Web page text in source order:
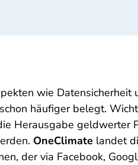
wie Datensicherheit
schon häufiger belegt.
Herausgabe geldwerter
OneClimate landet
der via Facebook,